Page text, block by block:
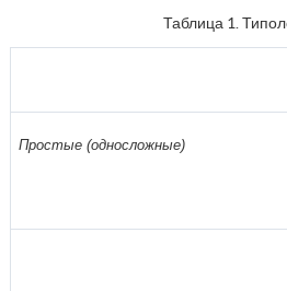
Таблица 1.
Простые (односложные)